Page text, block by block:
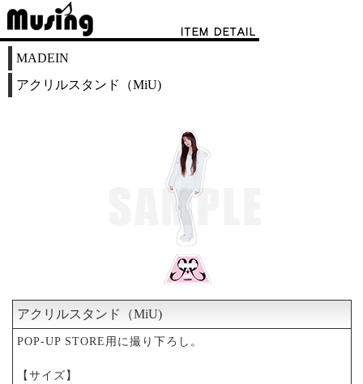
MADEIN
アクリルスタンド（MiU)
アクリルスタンド（MiU)
POP-UP STORE用に撮り下ろし。
【サイズ】